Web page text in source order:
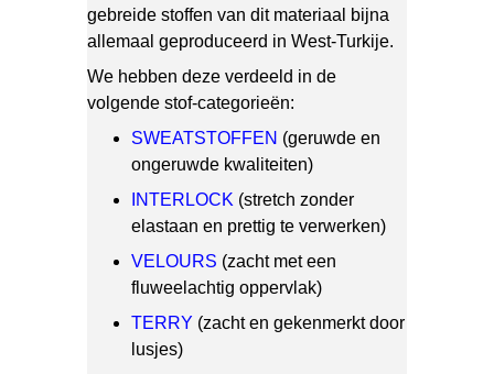
gebreide stoffen van dit materiaal bijna
allemaal geproduceerd in West-Turkije.
We hebben deze verdeeld in de
volgende stof-categorieën:
SWEATSTOFFEN (geruwde en
ongeruwde kwaliteiten)
INTERLOCK (stretch zonder
elastaan en prettig te verwerken)
VELOURS (zacht met een
fluweelachtig oppervlak)
TERRY (zacht en gekenmerkt door
lusjes)